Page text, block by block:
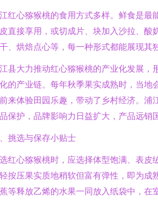
红心猕猴桃的食用方式多样。鲜食是最
直接享用，或切成片、块加入沙拉、酸
、烘焙点心等，每一种形式都能展现其
县大力推动红心猕猴桃的产业化发展，
的产业链。每年秋季果实成熟时，当地
来体验田园乐趣，带动了乡村经济。浦
保护，品牌影响力日益扩大，产品远销
挑选与保存小贴士
红心猕猴桃时，应选择体型饱满、表皮
按压果实质地稍软但富有弹性，即为成
等释放乙烯的水果一同放入纸袋中，在